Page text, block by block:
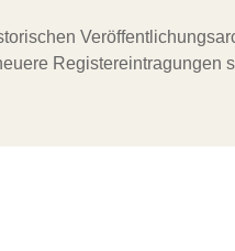
Registereintragungen